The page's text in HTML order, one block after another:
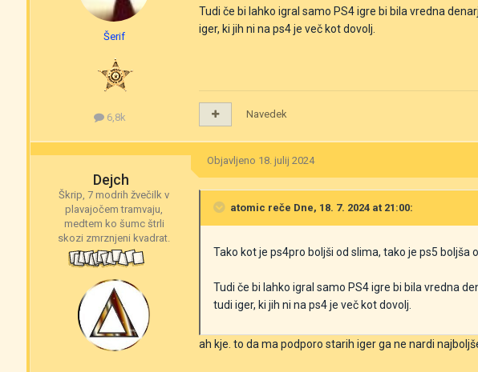
Šerif
6,8k
Tudi če bi lahko igral samo PS4 igre bi bila vredna
iger, ki jih ni na ps4 je več kot dovolj.
Navedek
Dejch
Škrip, 7 modrih žvečilk v
plavajočem tramvaju,
medtem ko šumc štrli
skozi zmrznjeni kvadrat.
Objavljeno 18. julij 2024
atomic reče Dne, 18. 7. 2024 at 21:00:
Tako kot je ps4pro boljši od slima, tako je ps5 boljša
Tudi če bi lahko igral samo PS4 igre bi bila vredna
tudi iger, ki jih ni na ps4 je več kot dovolj.
ah kje. to da ma podporo starih iger ga ne nardi